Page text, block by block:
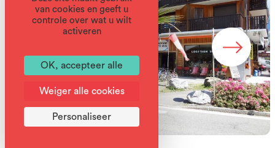
van cookies en geeft u
controle over wat u wilt
activeren
OK, accepteer alle
Weiger alle cookies
Personaliseer